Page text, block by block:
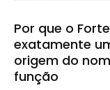
Por que o
exatamente
origem do
função